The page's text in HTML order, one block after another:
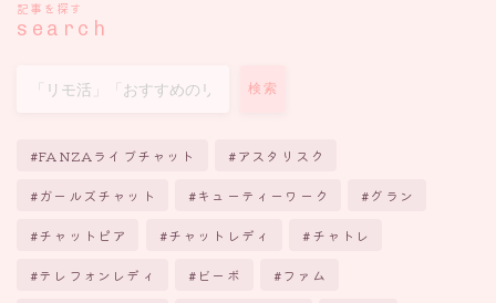
記事を探す
search
検索
FANZAライブチャット アスタリスク
ガールズチャット キューティーワーク グラン
チャットピア チャットレディ チャトレ
テレフォンレディ ビーボ ファム